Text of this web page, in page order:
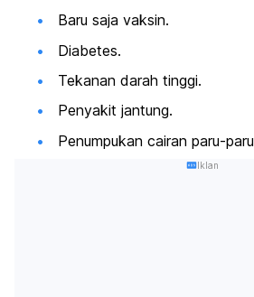
Baru saja vaksin.
Diabetes.
Tekanan darah tinggi.
Penyakit jantung.
Penumpukan cairan paru-paru
Iklan